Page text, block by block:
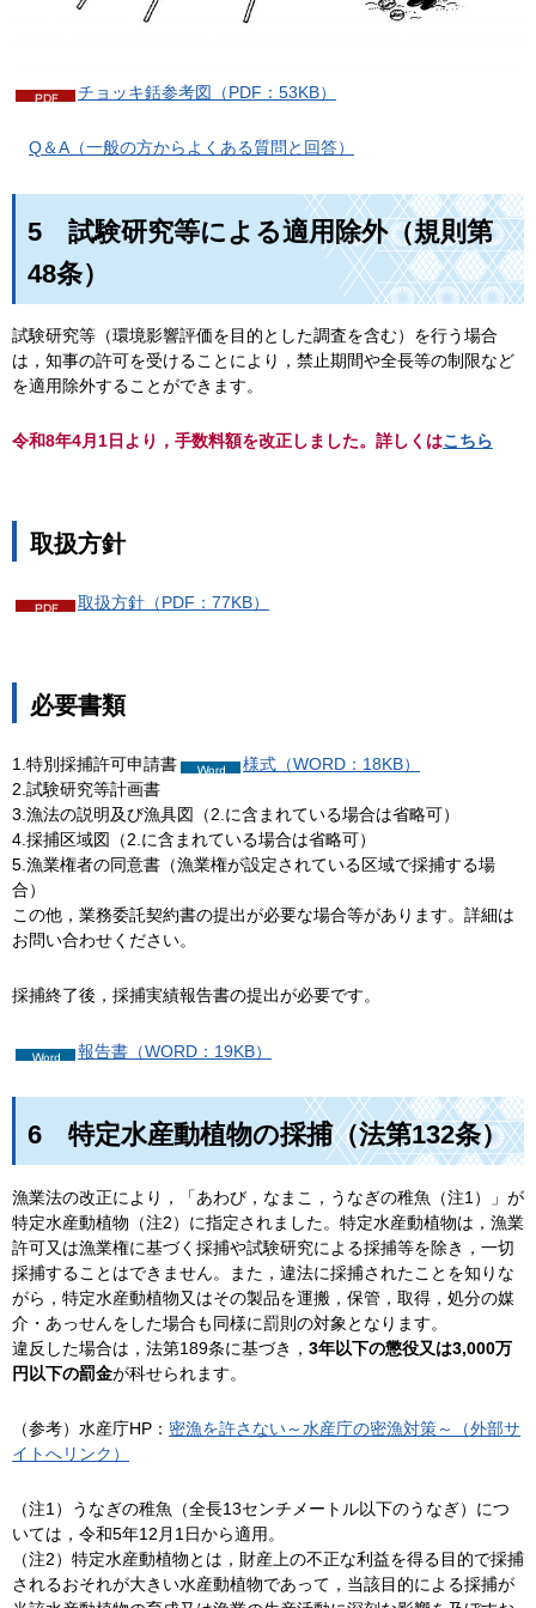
チョッキ銛参考図（PDF：53KB）
Q＆A（一般の方からよくある質問と回答）
5
試験研究等による適用除外（規則第
48条）
試験研究等（環境影響評価を目的とした調査を含む）を行う場合
は，知事の許可を受けることにより，禁止期間や全長等の制限など
を適用除外することができます。
令和8年4月1日より，手数料額を改正しました。詳しくはこちら
取扱方針
取扱方針（PDF：77KB）
必要書類
1.特別採捕許可申請書
様式（WORD：18KB）
2.試験研究等計画書
3.漁法の説明及び漁具図（2.に含まれている場合は省略可）
4.採捕区域図（2.に含まれている場合は省略可）
5.漁業権者の同意書（漁業権が設定されている区域で採捕する場
合）
この他，業務委託契約書の提出が必要な場合等があります。詳細は
お問い合わせください。
採捕終了後，採捕実績報告書の提出が必要です。
報告書（WORD：19KB）
6 特定水産動植物の採捕（法第132条）
漁業法の改正により，「あわび，なまこ，うなぎの稚魚（注1）」が
特定水産動植物（注2）に指定されました。特定水産動植物は，漁業
許可又は漁業権に基づく採捕や試験研究による採捕等を除き，一切
採捕することはできません。また，違法に採捕されたことを知りな
がら，特定水産動植物又はその製品を運搬，保管，取得，処分の媒
介・あっせんをした場合も同様に罰則の対象となります。
違反した場合は，法第189条に基づき， 3年以下の懲役又は3,000万
円以下の罰金が科せられます。
（参考）水産庁HP： 密漁を許さない～水産庁の密漁対策～（外部サ
イトへリンク）
（注1）うなぎの稚魚（全長13センチメートル以下のうなぎ）につ
いては，令和5年12月1日から適用。
（注2）特定水産動植物とは，財産上の不正な利益を得る目的で採捕
されるおそれが大きい水産動植物であって，当該目的による採捕が